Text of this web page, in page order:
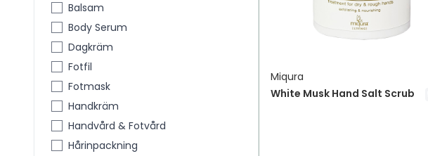
Balsam
Body Serum
Dagkräm
Fotfil
Fotmask
Handkräm
Handvård & Fotvård
Hårinpackning
Miqura
White Musk Hand Salt Scrub